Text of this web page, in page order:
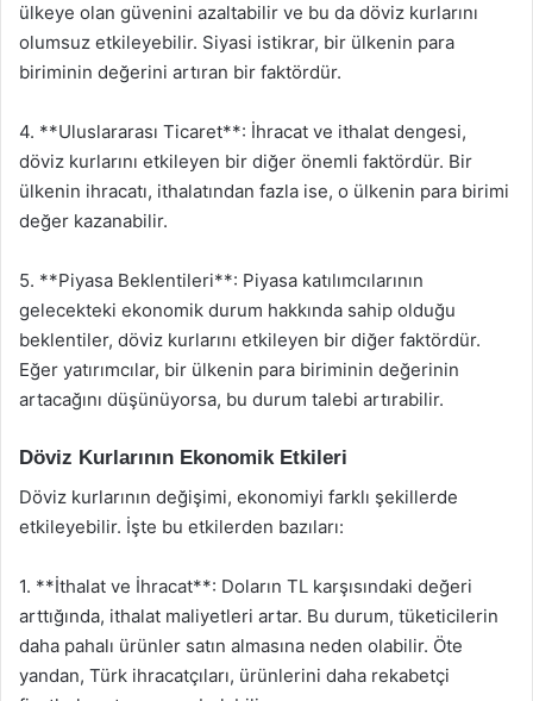
ülkeye olan güvenini azaltabilir ve bu da döviz kurlarını
olumsuz etkileyebilir. Siyasi istikrar, bir ülkenin para
biriminin değerini artıran bir faktördür.
4. **Uluslararası Ticaret**: İhracat ve ithalat dengesi,
döviz kurlarını etkileyen bir diğer önemli faktördür. Bir
ülkenin ihracatı, ithalatından fazla ise, o ülkenin para birimi
değer kazanabilir.
5. **Piyasa Beklentileri**: Piyasa katılımcılarının
gelecekteki ekonomik durum hakkında sahip olduğu
beklentiler, döviz kurlarını etkileyen bir diğer faktördür.
Eğer yatırımcılar, bir ülkenin para biriminin değerinin
artacağını düşünüyorsa, bu durum talebi artırabilir.
Döviz Kurlarının Ekonomik Etkileri
Döviz kurlarının değişimi, ekonomiyi farklı şekillerde
etkileyebilir. İşte bu etkilerden bazıları:
1. **İthalat ve İhracat**: Doların TL karşısındaki değeri
arttığında, ithalat maliyetleri artar. Bu durum, tüketicilerin
daha pahalı ürünler satın almasına neden olabilir. Öte
yandan, Türk ihracatçıları, ürünlerini daha rekabetçi